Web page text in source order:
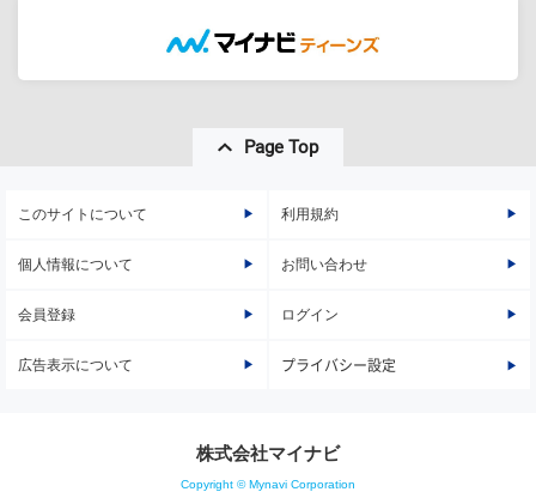
Page Top
このサイトについて 利用規約
個人情報について お問い合わせ
会員登録 ログイン
広告表示について プライバシー設定
株式会社マイナビ
Copyright © Mynavi Corporation